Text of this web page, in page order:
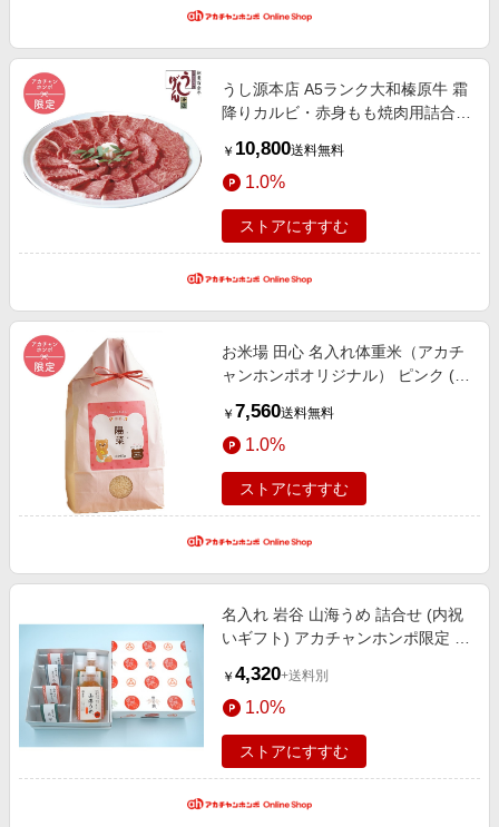
うし源本店 A5ランク大和榛原牛 霜
降りカルビ・赤身もも焼肉用詰合せ
当社負担 アカチャンホンポ限定 内
祝い・お返しギフト 菓子・食品ギ
フト ハム・肉・米
￥ 10,800送料無料
1.0%
ストアにすすむ
お米場 田心 名入れ体重米（アカチ
ャンホンポオリジナル） ピンク (内
ンホンポ限定 内祝い・お返しギフ
ト 名入れギフト・顔写真＋名入れ
ギフト 食品
￥ 7,560送料無料
1.0%
ストアにすすむ
名入れ 岩谷 山海うめ 詰合せ (内祝
いギフト) アカチャンホンポ限定 内
ト・顔写真＋名入れギフト 食品
￥ 4,320+送料別
1.0%
ストアにすすむ